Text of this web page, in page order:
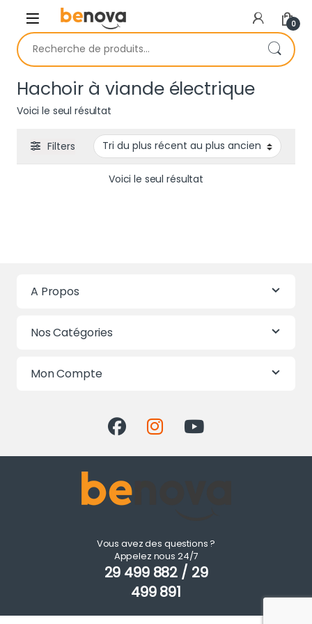
Skip to navigation
Skip to content
0
Recherche pour :
Hachoir à viande électrique
Voici le seul résultat
Filters
Voici le seul résultat
A Propos
Nos Catégories
Mon Compte
Vous avez des questions ?
Appelez nous 24/7
29 499 882 / 29
499 891